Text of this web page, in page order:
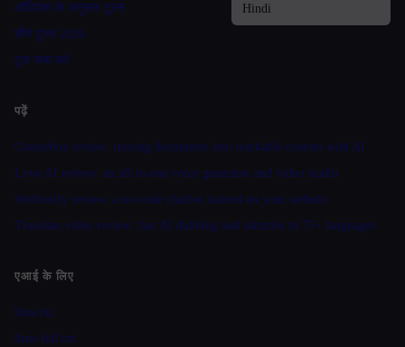
ऑडियंस के अनुसार टूल्स
शीर्ष टूल्स 2026
टूल जमा करें
पढ़ें
Coursebox review: turning documents into trackable courses with AI
Lovo AI review: an all-in-one voice generator and video studio
Webbotify review: a no-code chatbot trained on your website
Translate.video review: fast AI dubbing and subtitles in 75+ languages
एआई के लिए
llms.txt
llms-full.txt